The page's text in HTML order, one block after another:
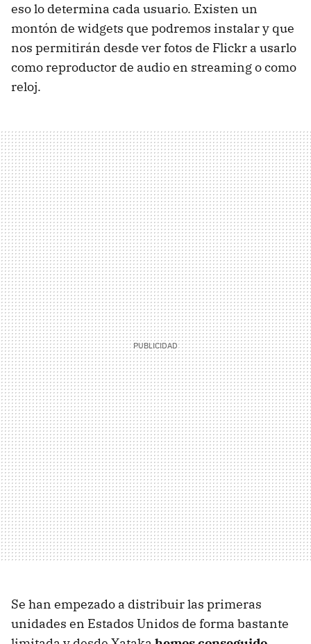
eso lo determina cada usuario. Existen un
montón de widgets que podremos instalar y que
nos permitirán desde ver fotos de Flickr a usarlo
como reproductor de audio en streaming o como
reloj.
Se han empezado a distribuir las primeras
unidades en Estados Unidos de forma bastante